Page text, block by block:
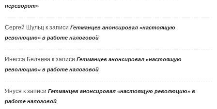
переворот»
Сергей Шульц к записи Гетманцев анонсировал «настоящую
революцию» в работе налоговой
Инесса Беляева к записи Гетманцев анонсировал «настоящую
революцию» в работе налоговой
Януся к записи Гетманцев анонсировал «настоящую революцию» в
работе налоговой